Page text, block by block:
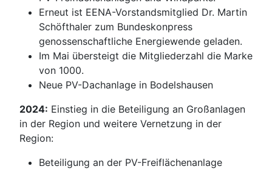
Erneut ist EENA-Vorstandsmitglied Dr. Martin
Schöfthaler zum Bundeskonpress
genossenschaftliche Energiewende geladen.
Im Mai übersteigt die Mitgliederzahl die Marke
von 1000.
Neue PV-Dachanlage in Bodelshausen
2024: Einstieg in die Beteiligung an Großanlagen
in der Region und weitere Vernetzung in der
Region:
Beteiligung an der PV-Freiflächenanlage